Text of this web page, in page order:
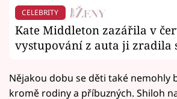
CELEBRITY
Kate Middleton zazářila v
vystupování z auta ji zradila
Nějakou dobu se děti také nemohly
kromě rodiny a příbuzných. Shiloh